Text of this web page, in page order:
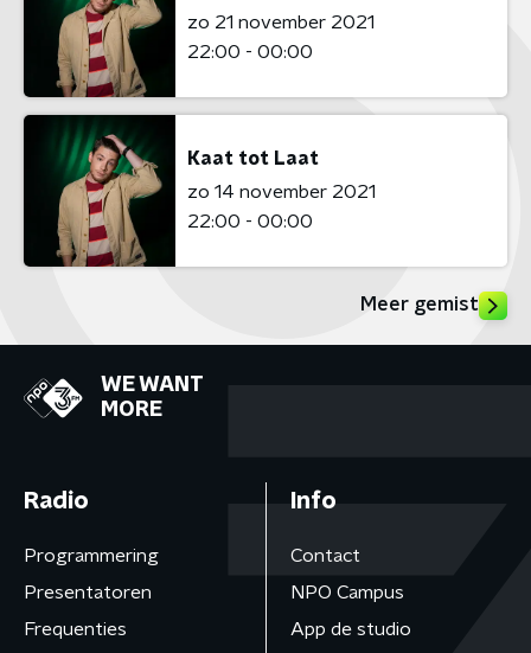
zo 21 november 2021
22:00 - 00:00
Kaat tot Laat
zo 14 november 2021
22:00 - 00:00
Meer gemist
WE WANT
MORE
Radio
Programmering
Presentatoren
Frequenties
Info
Contact
NPO Campus
App de studio